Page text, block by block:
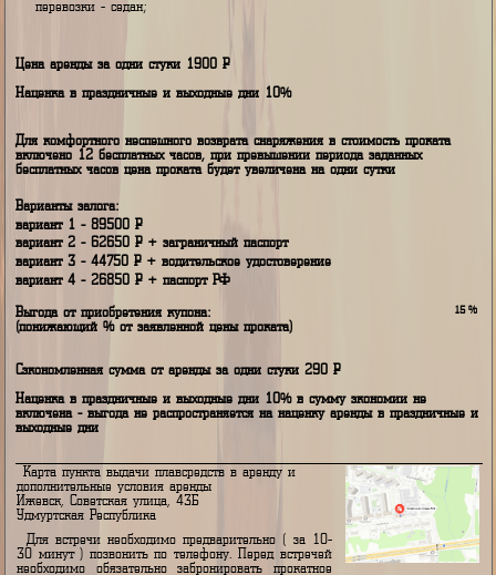
ёмкость АКБ мотора - 48 А/ч;
транспортировочные габариты -
вес - 27 кг;
покрышки - для бездорожья;
автомобиль для комфортной
перевозки - седан;
Цена аренды за одни стуки 1900
Наценка в праздничные и выходные дни 10%
Для комфортного неспешного возврата снаряжения в стоимость
включено 12 бесплатных часов, при превышении периода заданных
вариант 1 - 89500P
вариант 2 - 62650
P + заграничный паспорт
вариант 4 - 26850P+ паспорт РФ
Выгода от приобретения купона:
(понижающий % от заявленной цены проката)
Сэкономленная сумма от аренды за одни стуки 290Р